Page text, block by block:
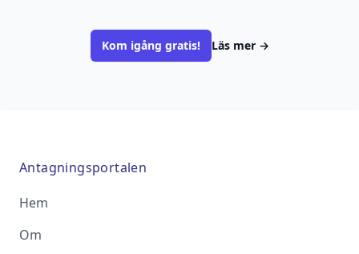
Kom igång gratis! Läs mer →
Antagningsportalen
Hem
Om